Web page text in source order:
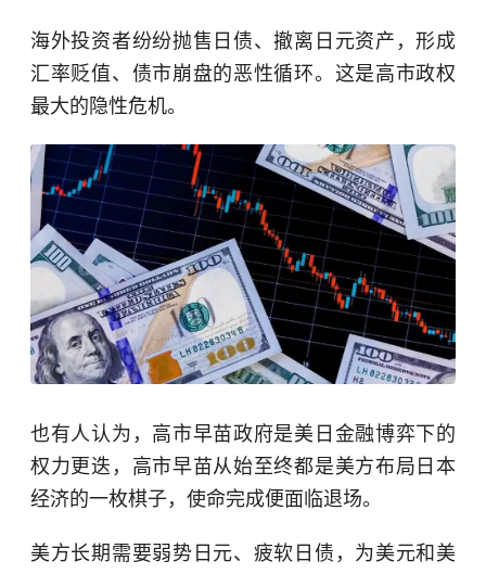
海外投资者纷纷抛售日债、撤离日元资产，形成
汇率贬值、债市崩盘的恶性循环。这是高市政权
最大的隐性危机。
也有人认为，高市早苗政府是美日金融博弈下的
权力更迭，高市早苗从始至终都是美方布局日本
经济的一枚棋子，使命完成便面临退场。
美方长期需要弱势日元、疲软日债，为美元和美